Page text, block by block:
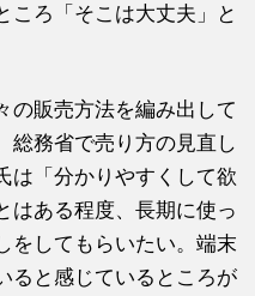
ころ「そこは大丈夫」と
の販売方法を編み出して
総務省で売り方の見直し
は「分かりやすくして欲
はある程度、長期に使っ
をしてもらいたい。端末
ると感じているところが